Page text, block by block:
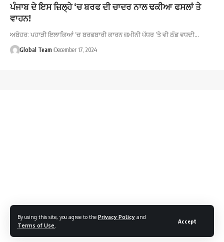
By using this site, you agree to the Privacy Policy and
Terms of Use
Accept
ਪੰਜਾਬ ਦੇ ਇਸ ਜ਼ਿਲ੍ਹੇ ‘ਚ ਬਰਫ ਦੀ ਚਾਦਰ ਨਾਲ ਢਕੀਆ ਫਸਲਾਂ ਤੇ
ਵਾਹਨ!
ਅਬੋਹਰ: ਪਹਾੜੀ ਇਲਾਕਿਆਂ ‘ਚ ਬਰਫਬਾਰੀ ਕਾਰਨ ਜ਼ਮੀਨੀ ਪੱਧਰ ‘ਤੇ ਵੀ ਠੰਡ ਵਧਦੀ…
Global Team December 17, 2024